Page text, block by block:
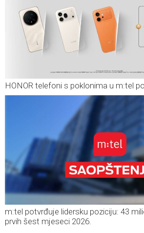
HONOR telefoni s poklonima u m:tel
m:tel potvrđuje lidersku poziciju: 43
prvih šest mjeseci 2026.